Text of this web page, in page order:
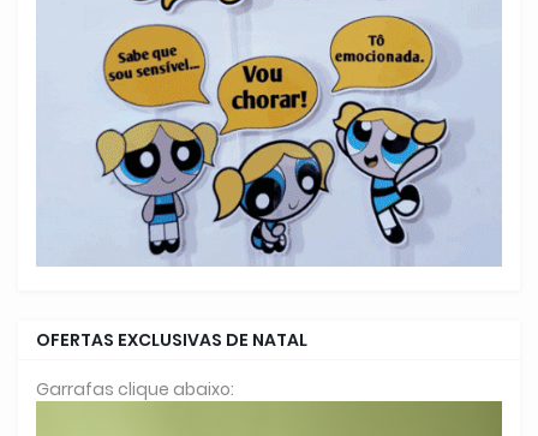
OFERTAS EXCLUSIVAS DE NATAL
Garrafas clique abaixo: